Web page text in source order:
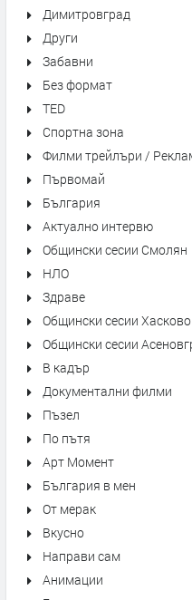
Димитровград
Други
Забавни
Без формат
TED
Спортна зона
Филми трейлъри /
Първомай
България
Актуално интервю
Общински сесии Смолян
НЛО
Здраве
Общински сесии Хасково
Общински сесии
В кадър
Документални филми
Пъзел
По пътя
Арт Момент
България в мен
От мерак
Вкусно
Направи сам
Анимации